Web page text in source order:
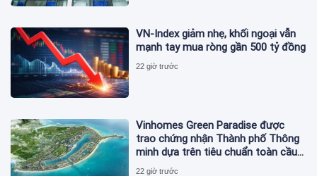
VN-Index giảm nhẹ, khối ngoại vẫn
mạnh tay mua ròng gần 500 tỷ đồng
22 giờ trước
Vinhomes Green Paradise được
trao chứng nhận Thành phố Thông
minh dựa trên tiêu chuẩn toàn cầu
ISO 37122
22 giờ trước